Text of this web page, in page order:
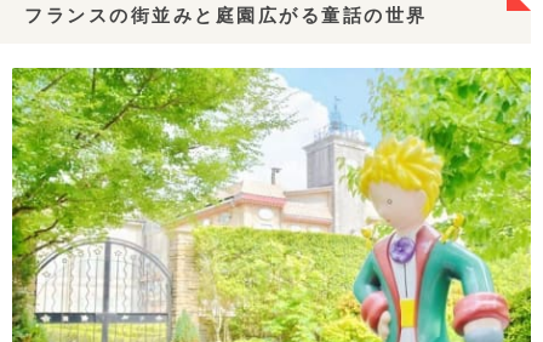
フランスの街並みと庭園広がる童話の世界